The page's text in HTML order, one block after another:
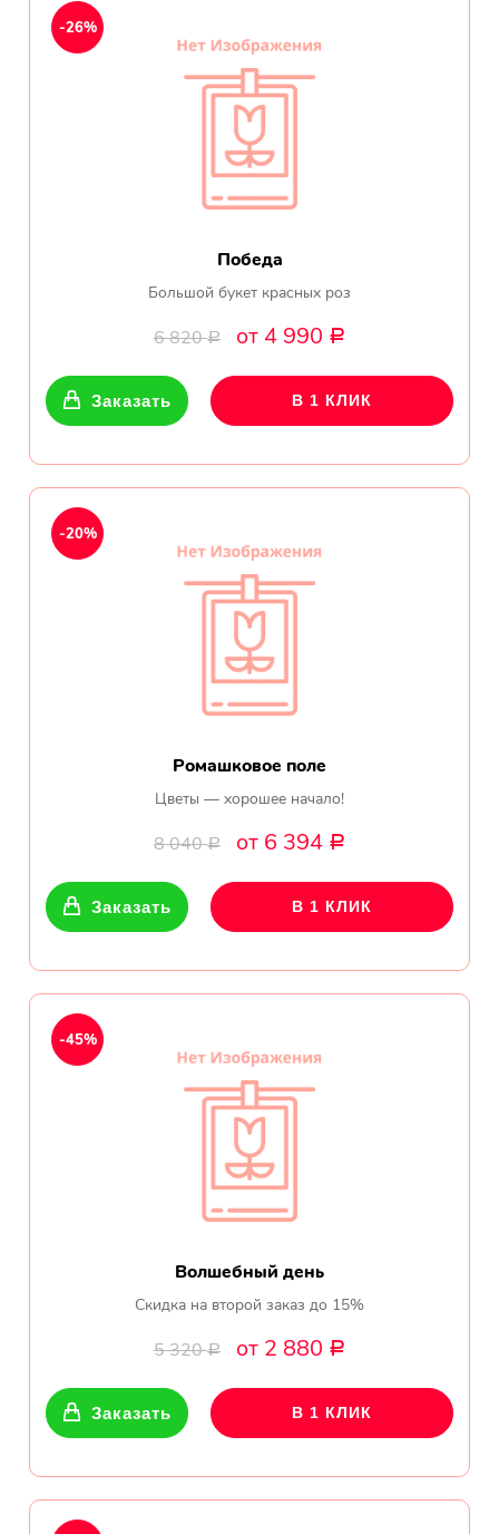
Победа
Большой букет красных роз
6 820Р от 4 990 Р
-26%
Заказать В 1 КЛИК
Ромашковое поле
Цветы — хорошее начало!
8 040Р от 6 394 Р
-20%
Заказать В 1 КЛИК
Волшебный день
Скидка на второй заказ до 15%
5 320Р от 2 880 Р
-45%
Заказать В 1 КЛИК